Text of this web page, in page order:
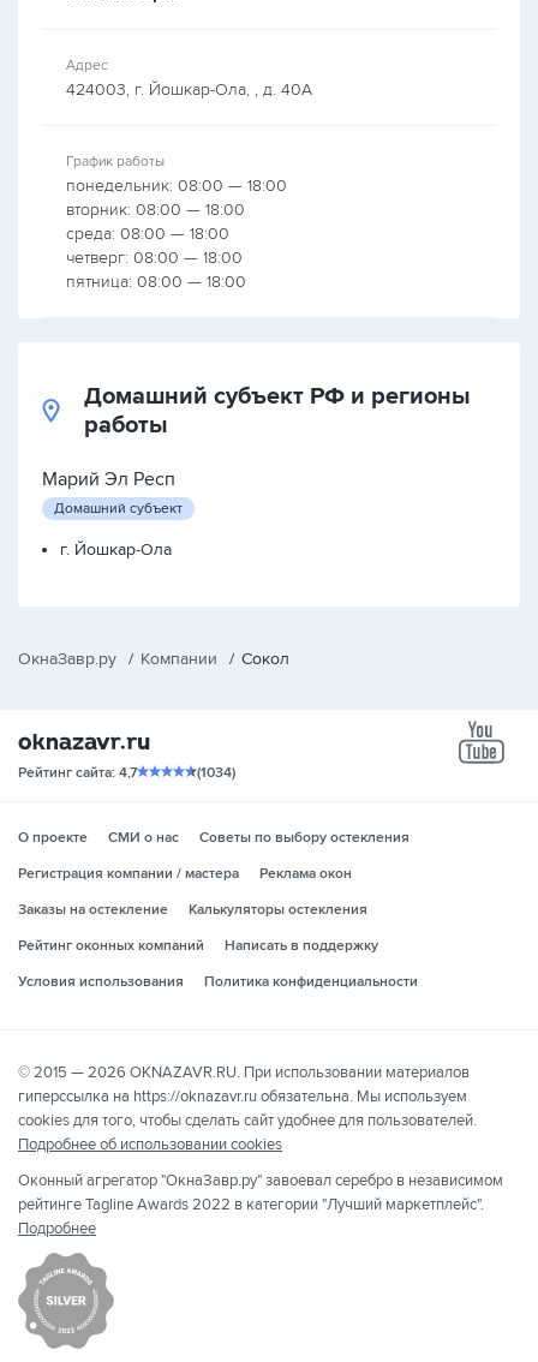
Адрес
424003, г. Йошкар-Ола, , д. 40А
График работы
понедельник: 08:00 — 18:00
вторник: 08:00 — 18:00
среда: 08:00 — 18:00
четверг: 08:00 — 18:00
пятница: 08:00 — 18:00
Домашний субъект РФ и регионы
работы
Марий Эл Респ
Домашний субъект
г. Йошкар-Ола
ОкнаЗавр.ру / Компании / Сокол
Рейтинг сайта: 4,7 (1034)
О проекте СМИ о нас
Советы по выбору остекления
Регистрация компании / мастера
Реклама окон
Заказы на остекление
Калькуляторы остекления
Рейтинг оконных компаний
Написать в поддержку
Условия использования
Политика конфиденциальности
© 2015 — 2026 OKNAZAVR.RU. При использовании материалов
гиперссылка на https://oknazavr.ru обязательна. Мы используем
cookies для того, чтобы сделать сайт удобнее для пользователей.
Подробнее об использовании cookies
Оконный агрегатор "ОкнаЗавр.ру" завоевал серебро в независимом
рейтинге Tagline Awards 2022 в категории "Лучший маркетплейс".
Подробнее